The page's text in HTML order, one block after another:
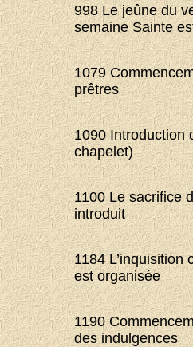
998 Le jeûne du
semaine Sainte
1079
prêtres
1090 Introduction
chapelet)
1100 Le sacrifice
introduit
1184 L’inquisition
est organisée
1190
des indulgences